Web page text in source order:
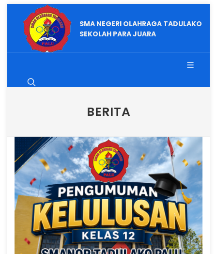
SMA NEGERI OLAHRAGA TADULAKO
SEKOLAH PARA JUARA
BERITA